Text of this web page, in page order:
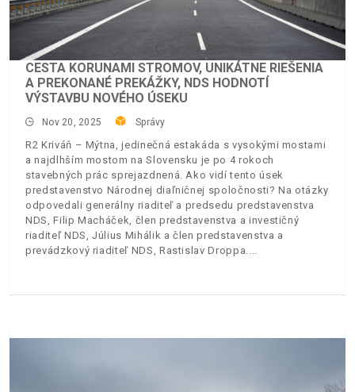
CESTA KORUNAMI STROMOV, UNIKÁTNE RIEŠENIA
A PREKONANÉ PREKÁŽKY, NDS HODNOTÍ
VÝSTAVBU NOVÉHO ÚSEKU
Nov 20, 2025 Správy
R2 Kriváň – Mýtna, jedinečná estakáda s vysokými mostami
a najdlhším mostom na Slovensku je po 4 rokoch
stavebných prác sprejazdnená. Ako vidí tento úsek
predstavenstvo Národnej diaľničnej spoločnosti? Na otázky
odpovedali generálny riaditeľ a predsedu predstavenstva
NDS, Filip Macháček, člen predstavenstva a investičný
riaditeľ NDS, Július Mihálik a člen predstavenstva a
prevádzkový riaditeľ NDS, Rastislav Droppa.